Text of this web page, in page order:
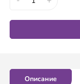
Описание